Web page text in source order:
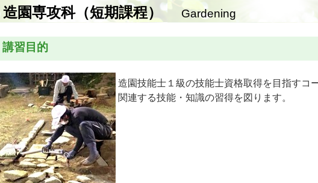
ツ
へ
ス
キ
ッ
プ
造園専攻科（短期課程） Gardening
講習目的
造園技能士１級の技能士資格取得を目指すコ
関連する技能・知識の習得を図ります。